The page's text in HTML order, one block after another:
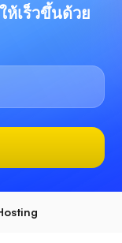
ห้เร็วขึ้นด้วย